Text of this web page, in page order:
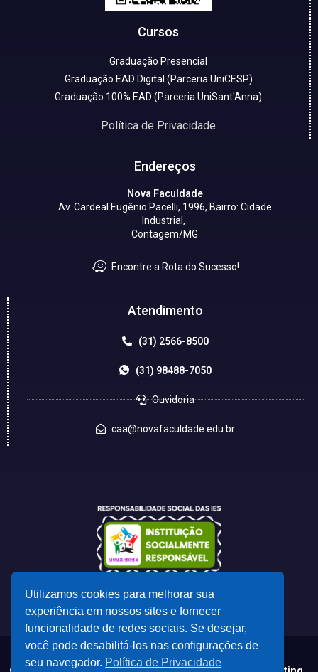
Cursos
Graduação Presencial
Graduação EAD Digital (Parceria UniCESP)
Graduação 100% EAD (Parceria UniSant'Anna)
Política de Privacidade
Endereços
Nova Faculdade
Av. Cardeal Eugênio Pacelli, 1996, Bairro: Cidade
Industrial,
Contagem/MG
Encontre a Rota do Sucesso!
Atendimento
(31) 2566-8500
(31) 98488-7050
Ouvidoria
caa@novafaculdade.edu.br
Utilizamos cookies para melhorar sua
experiência em nossos sites e fornecer
funcionalidade de redes sociais. Se desejar,
você pode desabilitá-los nas configurações de
seu navegador. Política de Privacidade